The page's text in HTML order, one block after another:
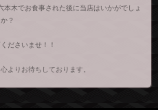
木でお食事された後に当店はいかがでしょ
？
ださいませ！！
よりお待ちしております。